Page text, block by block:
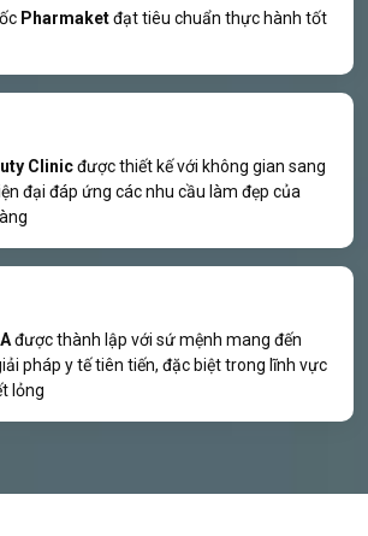
Pharmaketđạt tiêu chuẩn thực hành tốt
Clinicđược thiết kế với không gian sang
đại đáp ứng các nhu cầu làm đẹp của
được thành lập với sứ mệnh mang đến
pháp y tế tiên tiến, đặc biệt trong lĩnh vực
lỏng